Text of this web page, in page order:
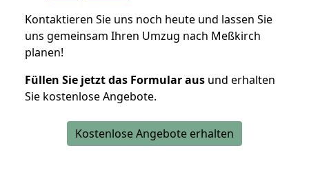
Kontaktieren Sie uns noch heute und lassen Sie
uns gemeinsam Ihren Umzug nach Meßkirch
planen!
Füllen Sie jetzt das Formular aus und erhalten
Sie kostenlose Angebote.
Kostenlose Angebote erhalten